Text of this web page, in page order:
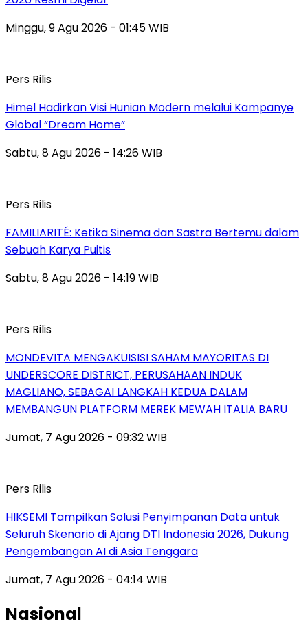
Minggu, 9 Agu 2026 - 01:45 WIB
Pers Rilis
Himel Hadirkan Visi Hunian Modern melalui Kampanye
Global “Dream Home”
Sabtu, 8 Agu 2026 - 14:26 WIB
Pers Rilis
FAMILIARITÉ: Ketika Sinema dan Sastra Bertemu dalam
Sebuah Karya Puitis
Sabtu, 8 Agu 2026 - 14:19 WIB
Pers Rilis
MONDEVITA MENGAKUISISI SAHAM MAYORITAS DI
UNDERSCORE DISTRICT, PERUSAHAAN INDUK
MAGLIANO, SEBAGAI LANGKAH KEDUA DALAM
MEMBANGUN PLATFORM MEREK MEWAH ITALIA BARU
Jumat, 7 Agu 2026 - 09:32 WIB
Pers Rilis
HIKSEMI Tampilkan Solusi Penyimpanan Data untuk
Seluruh Skenario di Ajang DTI Indonesia 2026, Dukung
Pengembangan AI di Asia Tenggara
Jumat, 7 Agu 2026 - 04:14 WIB
Nasional